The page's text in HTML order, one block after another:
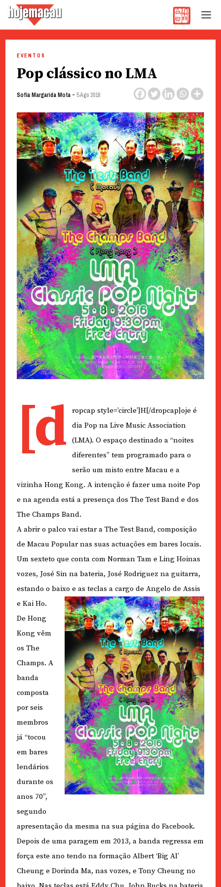
content
EVENTOS
Pop clássico no LMA
Sofia Margarida Mota- 5 Ago 2016
[d
ropcap style=’circle’]H[/dropcap]oje é
dia Pop na Live Music Association
(LMA). O espaço destinado a “noites
diferentes” tem programado para o
serão um misto entre Macau e a
vizinha Hong Kong. A intenção é fazer uma noite Pop
e na agenda está a presença dos The Test Band e dos
The Champs Band.
A abrir o palco vai estar a The Test Band, composição
de Macau Popular nas suas actuações em bares locais.
Um sexteto que conta com Norman Tam e Ling Hoinas
vozes, José Sin na bateria, José Rodriguez na guitarra,
estando o baixo e as teclas a cargo de Angelo de Assis
e Kai Ho.
De Hong
Kong vêm
os The
Champs. A
banda
composta
por seis
membros
já “tocou
em bares
lendários
durante os
anos 70”,
segundo
apresentação da mesma na sua página do Facebook.
Depois de uma paragem em 2013, a banda regressa em
força este ano tendo na formação Albert ‘Big Al’
Cheung e Dorinda Ma, nas vozes, e Tony Cheung no